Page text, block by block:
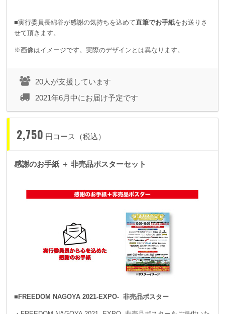
■実行委員長綿谷が感謝の気持ちを込めて直筆でお手紙をお送りさ
せて頂きます。
※画像はイメージです。実際のデザインとは異なります。
20人が支援しています
2021年6月中にお届け予定です
2,750 円コース（税込）
感謝のお手紙 ＋ 非売品ポスターセット
■FREEDOM NAGOYA 2021-EXPO- 非売品ポスター